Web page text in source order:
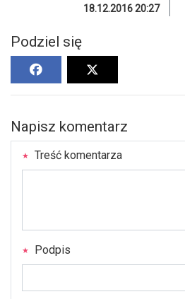
18.12.2016 20:27
Podziel się
Napisz komentarz
Treść komentarza
Podpis